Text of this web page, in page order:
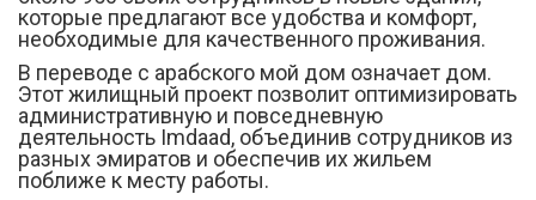
которые предлагают все удобства и комфорт,
необходимые для качественного проживания.
В переводе с арабского мой дом означает дом.
Этот жилищный проект позволит оптимизировать
административную и повседневную
деятельность Imdaad, объединив сотрудников из
разных эмиратов и обеспечив их жильем
поближе к месту работы.